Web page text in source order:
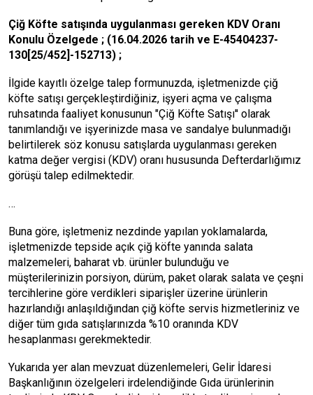
Çiğ Köfte satışında uygulanması gereken KDV Oranı
Konulu Özelgede ; (16.04.2026 tarih ve E-45404237-
130[25/452]-152713) ;
İlgide kayıtlı özelge talep formunuzda, işletmenizde çiğ
köfte satışı gerçekleştirdiğiniz, işyeri açma ve çalışma
ruhsatında faaliyet konusunun "Çiğ Köfte Satışı'' olarak
tanımlandığı ve işyerinizde masa ve sandalye bulunmadığı
belirtilerek söz konusu satışlarda uygulanması gereken
katma değer vergisi (KDV) oranı hususunda Defterdarlığımız
görüşü talep edilmektedir.
…
Buna göre, işletmeniz nezdinde yapılan yoklamalarda,
işletmenizde tepside açık çiğ köfte yanında salata
malzemeleri, baharat vb. ürünler bulunduğu ve
müşterilerinizin porsiyon, dürüm, paket olarak salata ve çeşni
tercihlerine göre verdikleri siparişler üzerine ürünlerin
hazırlandığı anlaşıldığından çiğ köfte servis hizmetleriniz ve
diğer tüm gıda satışlarınızda %10 oranında KDV
hesaplanması gerekmektedir.
Yukarıda yer alan mevzuat düzenlemeleri, Gelir İdaresi
Başkanlığının özelgeleri irdelendiğinde Gıda ürünlerinin